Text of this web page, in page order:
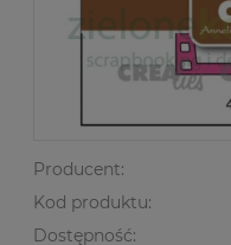
Producent:
Kod produktu:
Dostępność: